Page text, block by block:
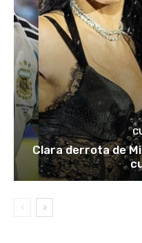
Clara derrota de